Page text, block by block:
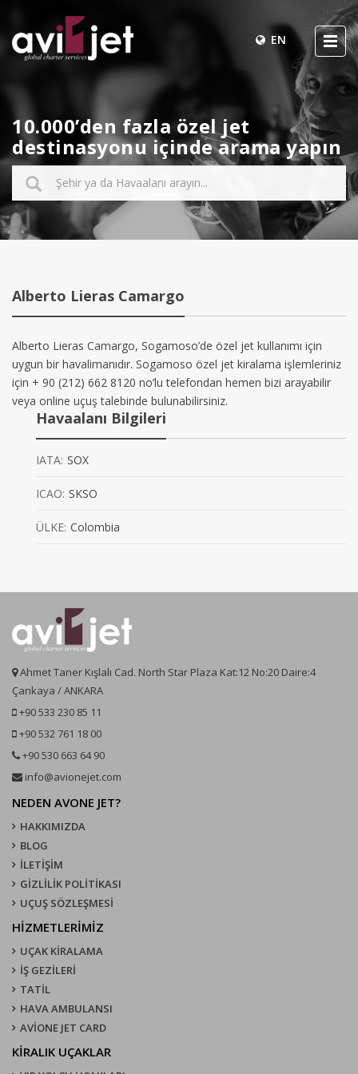
EN
10.000’den fazla özel jet
destinasyonu içinde arama yapın
Alberto Lieras Camargo
Alberto Lieras Camargo, Sogamoso’de özel jet kullanımı için
uygun bir havalimanıdır. Sogamoso özel jet kiralama işlemleriniz
için + 90 (212) 662 8120 no’lu telefondan hemen bizi arayabilir
veya online uçuş talebinde bulunabilirsiniz.
Havaalanı Bilgileri
IATA: SOX
ICAO: SKSO
ÜLKE: Colombia
Ahmet Taner Kışlalı Cad. North Star Plaza Kat:12 No:20 Daire:4
Çankaya / ANKARA
+90 533 230 85 11
+90 532 761 18 00
+90 530 663 64 90
info@avionejet.com
NEDEN AVONE JET?
HAKKIMIZDA
BLOG
İLETİŞİM
GİZLİLİK POLİTİKASI
UÇUŞ SÖZLEŞMESI
HİZMETLERİMİZ
UÇAK KIRALAMA
İŞ GEZİLERİ
TATİL
HAVA AMBULANSI
AVİONE JET CARD
KIRALIK UÇAKLAR